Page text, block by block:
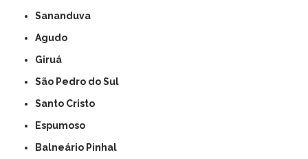
Sananduva
Agudo
Giruá
São Pedro do Sul
Santo Cristo
Espumoso
Balneário Pinhal